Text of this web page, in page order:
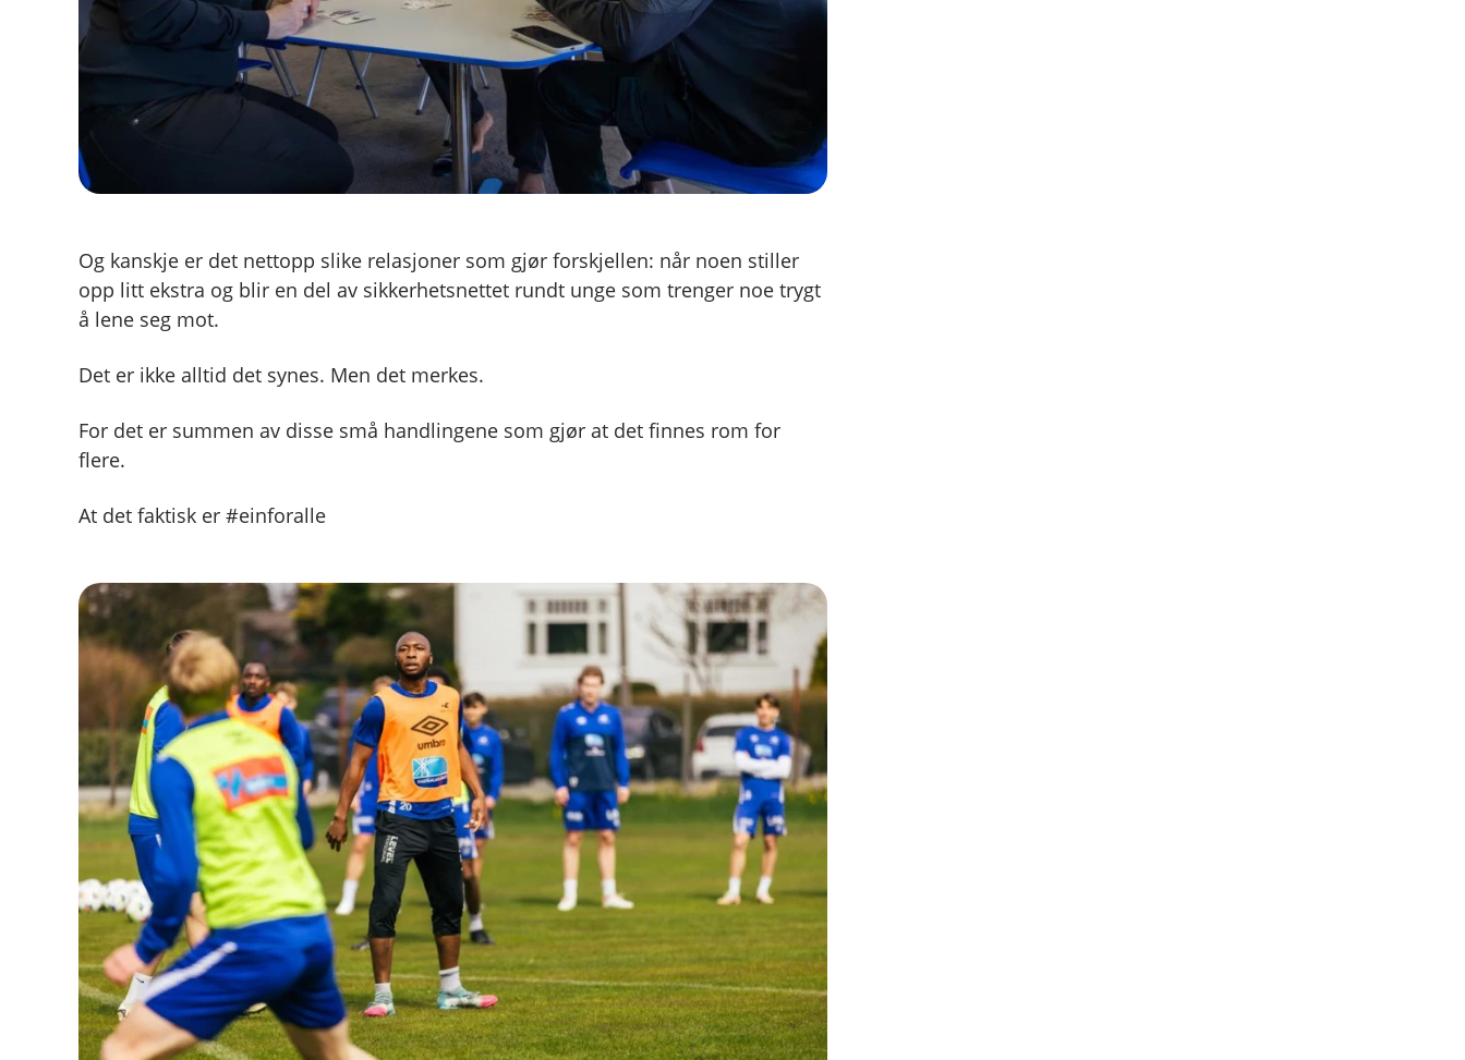
Og kanskje er det nettopp slike relasjoner som gjør forskjellen: når noen stiller
opp litt ekstra og blir en del av sikkerhetsnettet rundt unge som trenger noe trygt
å lene seg mot.
Det er ikke alltid det synes. Men det merkes.
For det er summen av disse små handlingene som gjør at det finnes rom for
flere.
At det faktisk er #einforalle